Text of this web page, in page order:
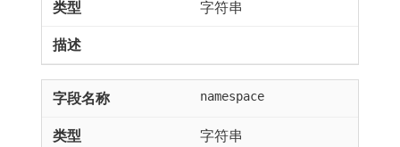
字符串
namespace
字符串